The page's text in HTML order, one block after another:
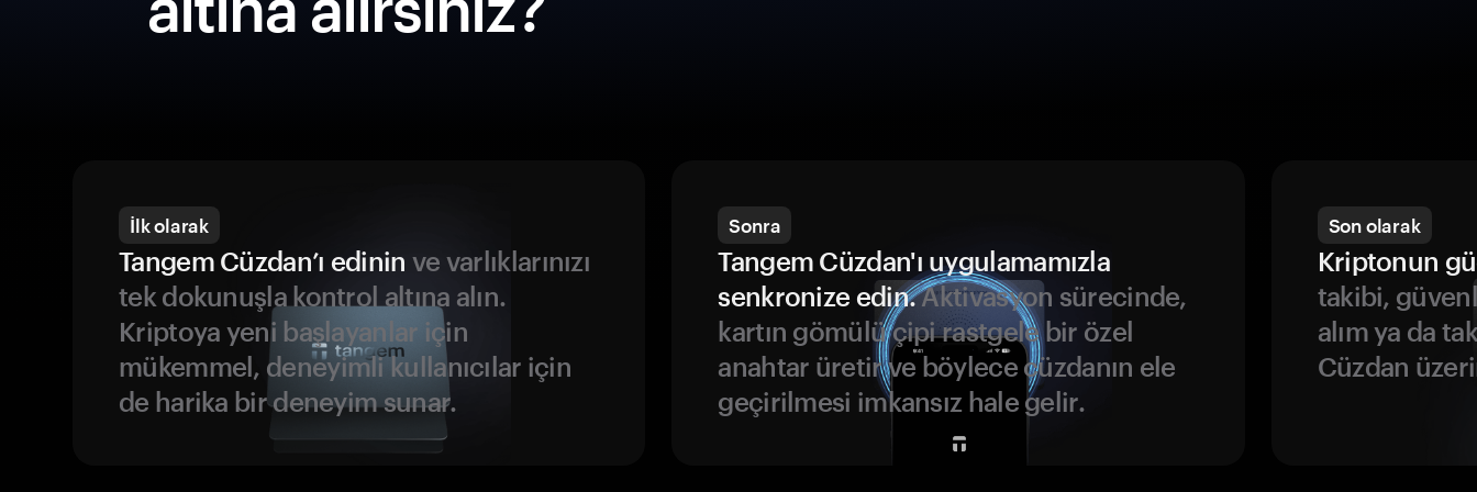
İlk olarak
Tangem Cüzdan’ı edinin ve varlıklarınızı
tek dokunuşla kontrol altına alın.
Kriptoya yeni başlayanlar için
mükemmel, deneyimli kullanıcılar için
de harika bir deneyim sunar.
Sonra
Tangem Cüzdan'ı uygulamamızla
senkronize edin.Aktivasyon sürecinde,
kartın gömülü çipi rastgele bir özel
anahtar üretir ve böylece cüzdanın ele
geçirilmesi imkansız hale gelir.
Son olarak
Kriptonun
takibi,
alım ya da
Cüzdan